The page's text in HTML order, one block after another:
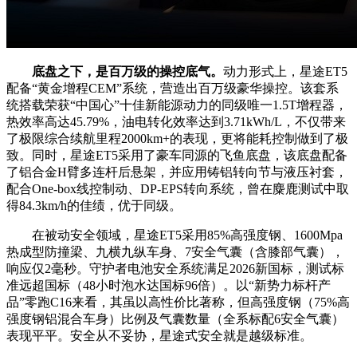
底盘之下 ，是百万级的操控底气。 动力形式上，星途ET5
配备“黄金增程CEM”系统，营造出百万级豪华操控。该套系
统搭载荣获“中国心”十佳新能源动力的同级唯一1.5T增程器，
热效率高达45.79%，油电转化效率达到3.71kWh/L，不仅带来
了极限综合续航里程2000km+的表现，更将能耗控制做到了极
致。同时，星途ET5采用了豪车同源的飞鱼底盘，该底盘配备
了铝合金H臂多连杆后悬架，并应用铸铝转向节与液压衬套，
配合One-box线控制动、DP-EPS转向系统，曾在麋鹿测试中取
得84.3km/h的佳绩，优于同级。
在被动安全领域，星途ET5采用85%高强度钢、1600Mpa
热成型防撞梁、九横九纵车身、7安全气囊（含膝部气囊），
响应仅2毫秒。守护者电池安全系统满足2026新国标，测试标
准远超国标（48小时泡水达国标96倍）。以“新势力标杆产
品”零跑C16来看，其虽以高性价比著称，但高强度钢（75%高
强度钢铝混合车身）比例及气囊数量（全系标配6安全气囊）
表现平平。安全从不妥协，星途式安全就是越级标准。